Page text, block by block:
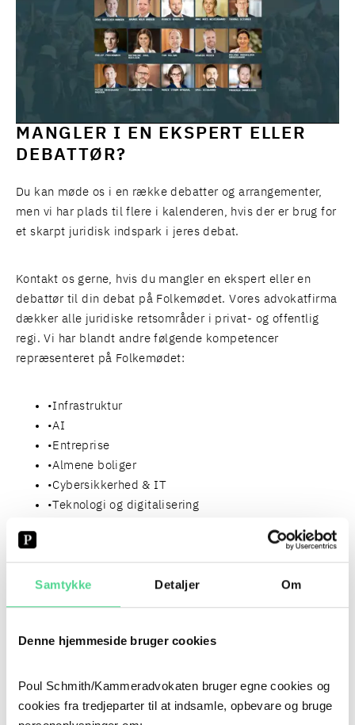
Samtykke Detaljer Om
Denne hjemmeside bruger cookies
Poul Schmith/Kammeradvokaten bruger egne cookies og
cookies fra tredjeparter til at indsamle, opbevare og bruge
MANGLER I EN EKSPERT ELLER
DEBATTØR?
Du kan møde os i en række debatter og arrangementer,
men vi har plads til flere i kalenderen, hvis der er brug for
et skarpt juridisk indspark i jeres debat.
Kontakt os gerne, hvis du mangler en ekspert eller en
debattør til din debat på Folkemødet. Vores advokatfirma
dækker alle juridiske retsområder i privat- og offentlig
regi. Vi har blandt andre følgende kompetencer
repræsenteret på Folkemødet:
Infrastruktur
AI
Entreprise
Almene boliger
Cybersikkerhed & IT
Teknologi og digitalisering
D&I
Og meget mere.
VORES EKSPERTER PÅ ÅRETS
FOLKEMØDE